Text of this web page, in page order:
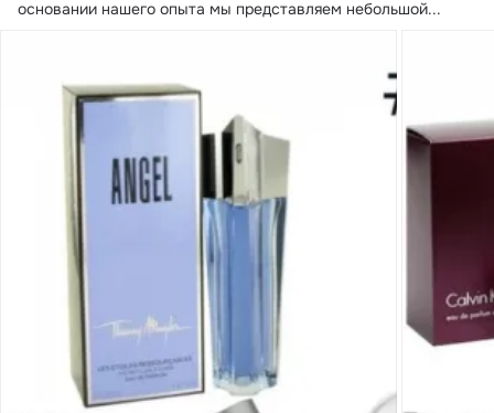
основании нашего опыта мы представляем небольшой...